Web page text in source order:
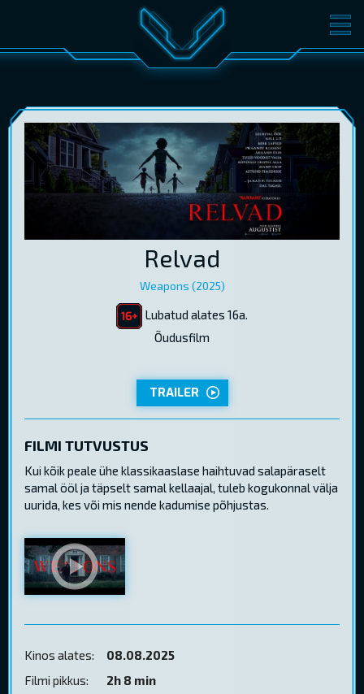
FILMID PILETID
KONVERENTS V-KLUBI
KINKEKAARDID
Relvad
Weapons (2025)
Lubatud alates 16a.
Õudusfilm
TRAILER
FILMI TUTVUSTUS
Kui kõik peale ühe klassikaaslase haihtuvad salapäraselt
samal ööl ja täpselt samal kellaajal, tuleb kogukonnal välja
uurida, kes või mis nende kadumise põhjustas.
Kinos alates:
08.08.2025
Filmi pikkus:
2h 8 min